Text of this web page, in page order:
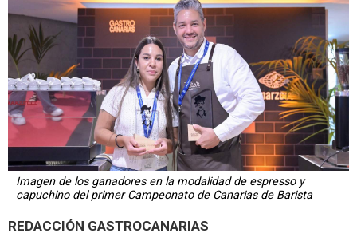
Imagen de los ganadores en la modalidad de espresso y
capuchino del primer Campeonato de Canarias de Barista
REDACCIÓN GASTROCANARIAS